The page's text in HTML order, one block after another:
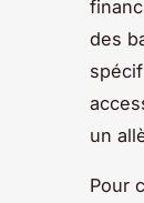
des
un
Pour